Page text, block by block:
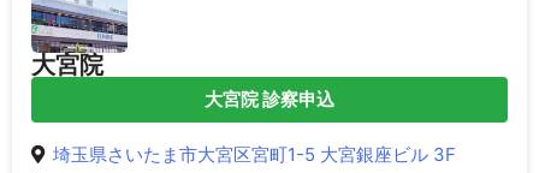
大宮院
大宮院 診察申込
埼玉県さいたま市大宮区宮町1-5 大宮銀座ビル 3F